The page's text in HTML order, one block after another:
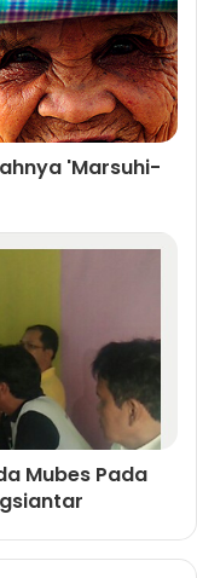
r
a
m
'Marsuhi-
Mubes Pada